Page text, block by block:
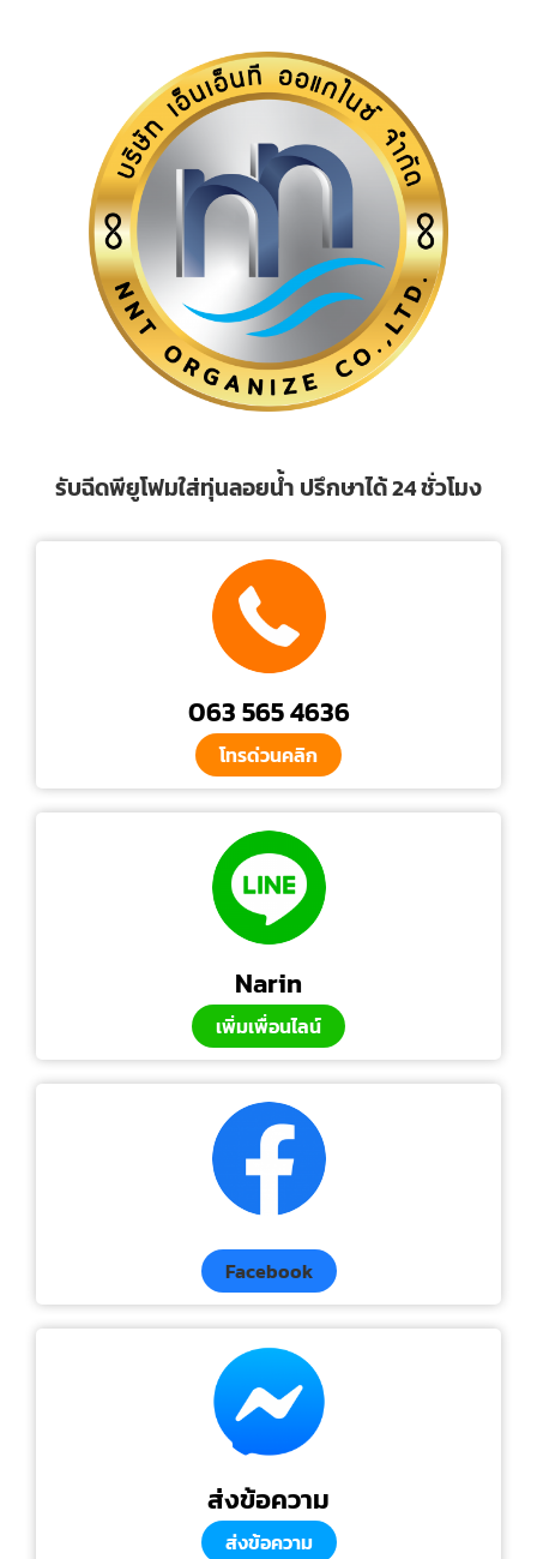
รับฉีดพียูโฟมใส่ทุ่นลอยน้ำ ปรึกษาได้ 24 ชั่วโมง
063 565 4636
โทรด่วนคลิก
Narin
เพิ่มเพื่อนไลน์
Facebook
ส่งข้อความ
ส่งข้อความ